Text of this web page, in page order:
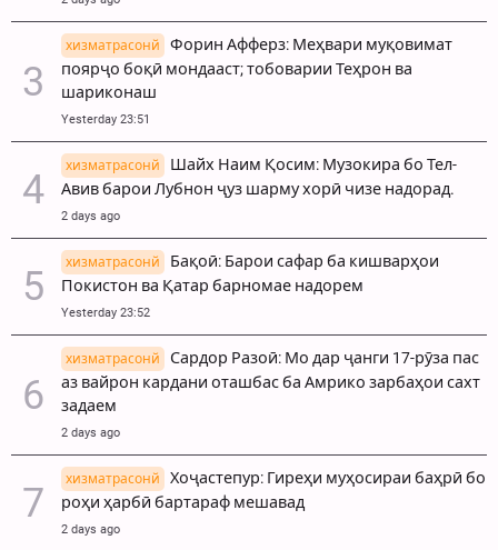
хизматрасонй
Форин Афферз: Меҳвари муқовимат
поярҷо боқӣ мондааст; тобоварии Теҳрон ва
шариконаш
Yesterday 23:51
хизматрасонй
Шайх Наим Қосим: Музокира бо Тел-
Авив барои Лубнон ҷуз шарму хорӣ чизе надорад.
2 days ago
хизматрасонй
Бақоӣ: Барои сафар ба кишварҳои
Покистон ва Қатар барномае надорем
Yesterday 23:52
хизматрасонй
Сардор Разоӣ: Мо дар ҷанги 17-рӯза пас
аз вайрон кардани оташбас ба Амрико зарбаҳои сахт
задаем
2 days ago
хизматрасонй
Хоҷастепур: Гиреҳи муҳосираи баҳрӣ бо
роҳи ҳарбӣ бартараф мешавад
2 days ago